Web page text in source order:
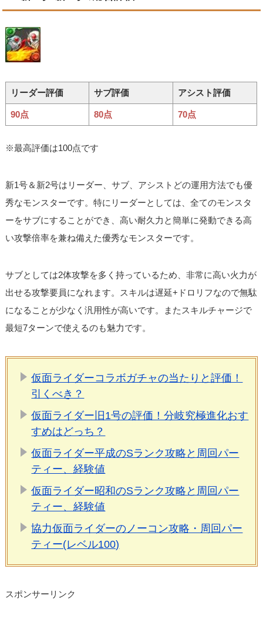
リーダー評価 サブ評価 アシスト評価
90点 80点 70点
※最高評価は100点です
新1号＆新2号はリーダー、サブ、アシストどの運用方法でも優
秀なモンスターです。特にリーダーとしては、全てのモンスタ
ーをサブにすることができ、高い耐久力と簡単に発動できる高
い攻撃倍率を兼ね備えた優秀なモンスターです。
サブとしては2体攻撃を多く持っているため、非常に高い火力が
出せる攻撃要員になれます。スキルは遅延+ドロリフなので無駄
になることが少なく汎用性が高いです。またスキルチャージで
最短7ターンで使えるのも魅力です。
仮面ライダーコラボガチャの当たりと評価！
引くべき？
仮面ライダー旧1号の評価！分岐究極進化おす
すめはどっち？
仮面ライダー平成のSランク攻略と周回パー
ティー、経験値
仮面ライダー昭和のSランク攻略と周回パー
ティー、経験値
協力仮面ライダーのノーコン攻略・周回パー
ティー(レベル100)
スポンサーリンク